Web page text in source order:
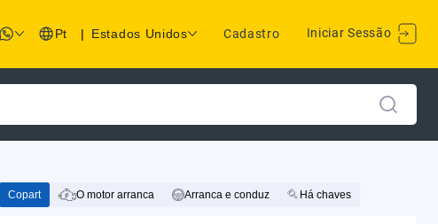
Pt | Estados Unidos Cadastro Iniciar Sessão
Copart O motor arranca Arranca e conduz Há chaves